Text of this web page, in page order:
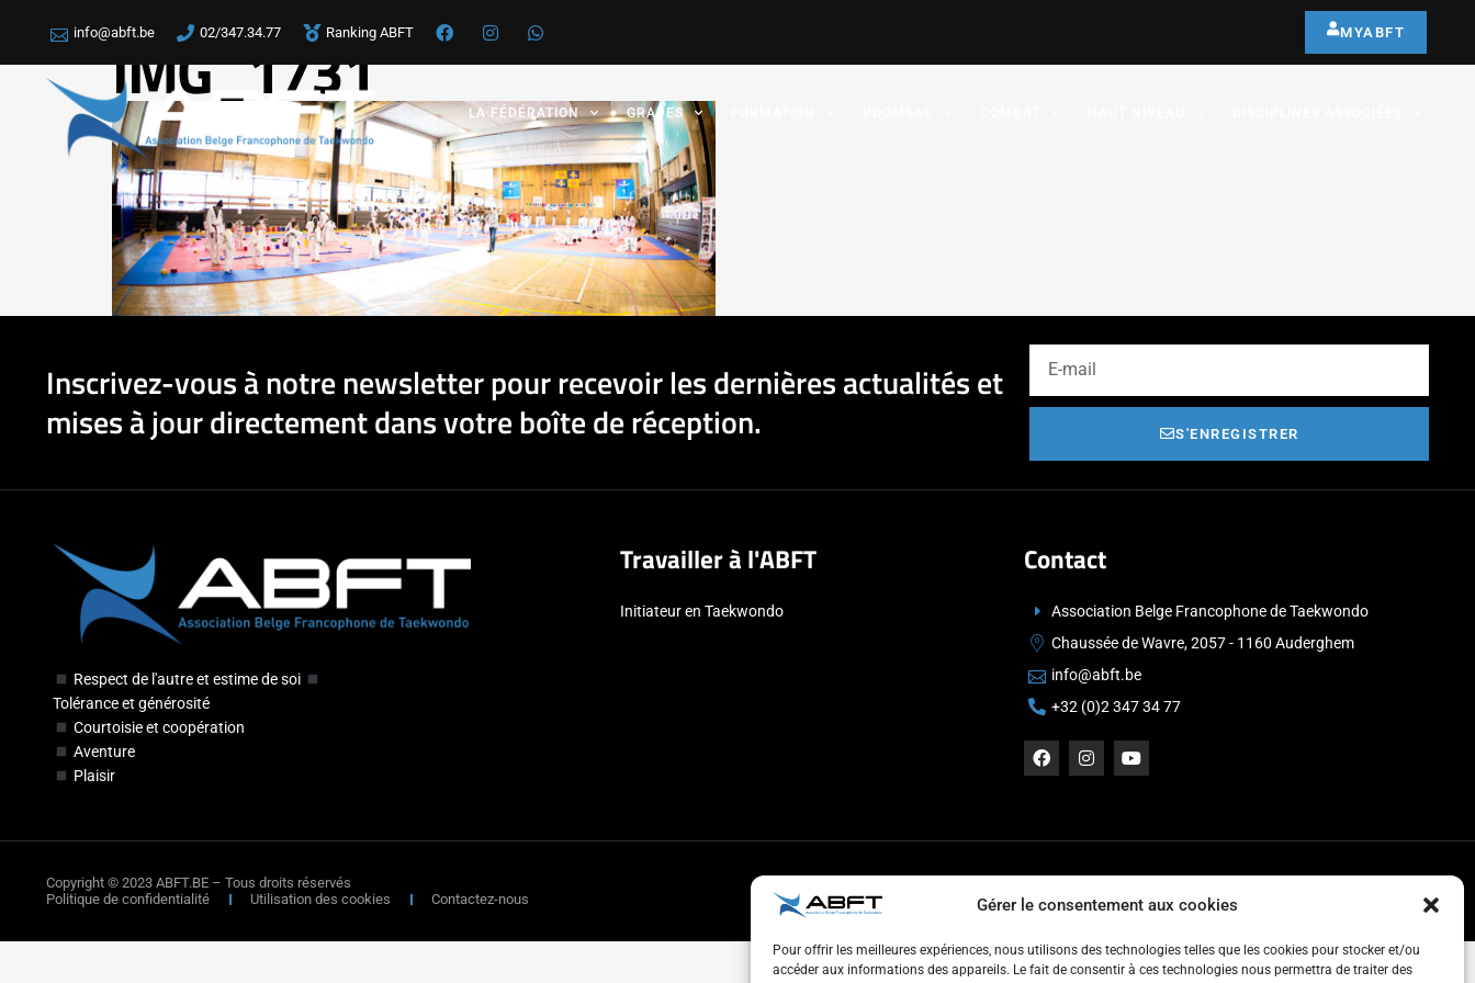
Gérer le consentement aux cookies
Pour offrir les meilleures expériences, nous utilisons des technologies telles que les cookies pour stocker et/ou
accéder aux informations des appareils. Le fait de consentir à ces technologies nous permettra de traiter des
info@abft.be 02/347.34.77 Ranking ABFT MYABFT
LA FÉDÉRATION GRADES
IMG_1731
Inscrivez-vous à notre newsletter pour recevoir les dernières actualités et
mises à jour directement dans votre boîte de réception.
S'ENREGISTRER
Respect de l'autre et estime de soi
Tolérance et générosité
Courtoisie et coopération
Aventure
Plaisir
Travailler à l'ABFT
Initiateur en Taekwondo
Contact
Association Belge Francophone de Taekwondo
Chaussée de Wavre, 2057 - 1160 Auderghem
info@abft.be
+32 (0)2 347 34 77
Copyright © 2023 ABFT.BE – Tous droits réservés
Politique de confidentialité
Utilisation des cookies Contactez-nous